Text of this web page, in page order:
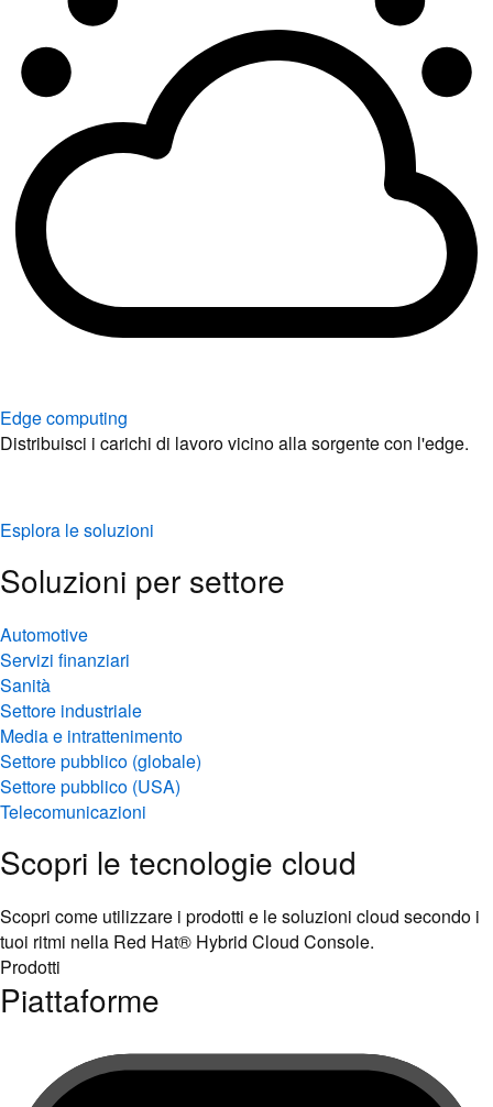
Edge computing
Distribuisci i carichi di lavoro vicino alla sorgente con l'edge.
Esplora le soluzioni
Soluzioni per settore
Automotive
Servizi finanziari
Sanità
Settore industriale
Media e intrattenimento
Settore pubblico (globale)
Settore pubblico (USA)
Telecomunicazioni
Scopri le tecnologie cloud
Scopri come utilizzare i prodotti e le soluzioni cloud secondo i
tuoi ritmi nella Red Hat® Hybrid Cloud Console.
Prodotti
Piattaforme